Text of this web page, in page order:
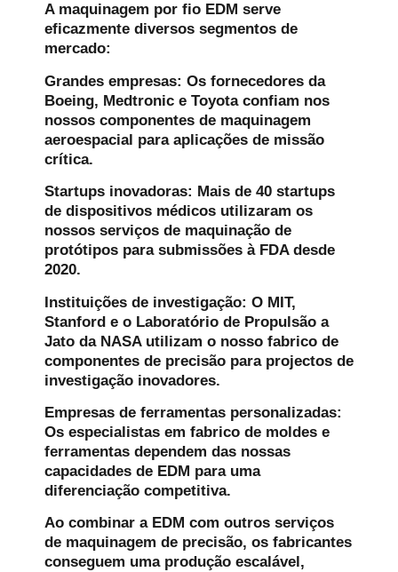
A maquinagem por fio EDM serve
eficazmente diversos segmentos de
mercado:
Grandes empresas: Os fornecedores da
Boeing, Medtronic e Toyota confiam nos
nossos componentes de maquinagem
aeroespacial para aplicações de missão
crítica.
Startups inovadoras: Mais de 40 startups
de dispositivos médicos utilizaram os
nossos serviços de maquinação de
protótipos para submissões à FDA desde
2020.
Instituições de investigação: O MIT,
Stanford e o Laboratório de Propulsão a
Jato da NASA utilizam o nosso fabrico de
componentes de precisão para projectos de
investigação inovadores.
Empresas de ferramentas personalizadas:
Os especialistas em fabrico de moldes e
ferramentas dependem das nossas
capacidades de EDM para uma
diferenciação competitiva.
Ao combinar a EDM com outros serviços
de maquinagem de precisão, os fabricantes
conseguem uma produção escalável,